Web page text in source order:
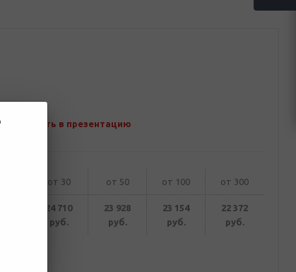
Добавить в презентацию
от 30 от 50 от 100 от 300
24 710
руб.
23 928
руб.
23 154
руб.
22 372
руб.